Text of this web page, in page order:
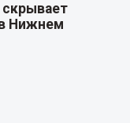
скрывает
Нижнем